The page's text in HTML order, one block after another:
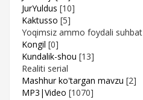
JurYuldus [10]
Kaktusso [5]
Yoqimsiz ammo foydali suhbat
Kongil [0]
Kundalik-shou [13]
Realiti serial
Mashhur ko'targan mavzu [2]
MP3|Video [1070]